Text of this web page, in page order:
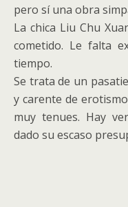
pero sí una obra
La chica Liu Chu
cometido. Le falta
tiempo.
Se trata de un
y carente de
muy tenues. Hay
dado su escaso